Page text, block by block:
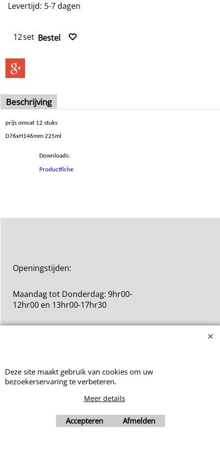
Levertijd: 5-7 dagen
set Bestel
Beschrijving
prijs omvat 12 stuks
D76xH146mm 225ml
Downloads:
Productfiche
Openingstijden:
Maandag tot Donderdag: 9hr00-
12hr00 en 13hr00-17hr30
Webwinkel gemaakt met ShopFactory webwinkel software.
Deze site maakt gebruik van cookies om uw
bezoekerservaring te verbeteren.
Meer details
Accepteren Afmelden